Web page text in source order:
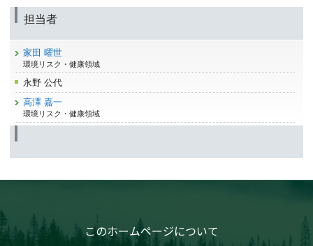
担当者
家田 曜世
環境リスク・健康領域
永野 公代
高澤 嘉一
環境リスク・健康領域
このホームページについて